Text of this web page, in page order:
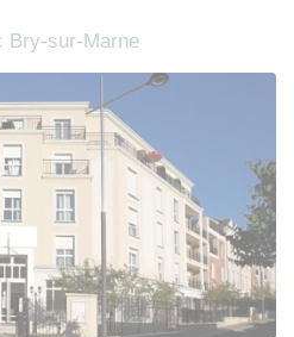
Bry-sur-Marne